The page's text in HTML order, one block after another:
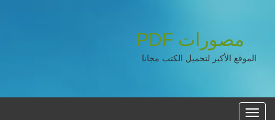
مصورات PDF
الموقع الأكبر لتحميل الكتب مجانا
القائمه